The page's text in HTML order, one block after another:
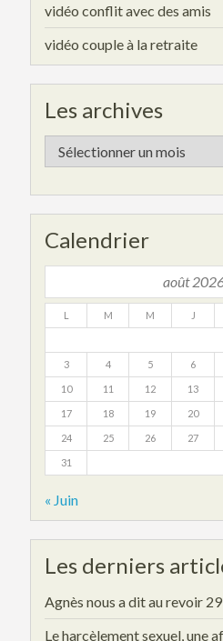
vidéo conflit avec des amis
vidéo couple à la retraite
Les archives
Les
archives
Calendrier
août
L M M J
3 4 5 6
10 11 12 13
17 18 19 20
24 25 26 27
31
« Juin
Les derniers
Agnès nous a dit au revoir
Le harcèlement sexuel, une